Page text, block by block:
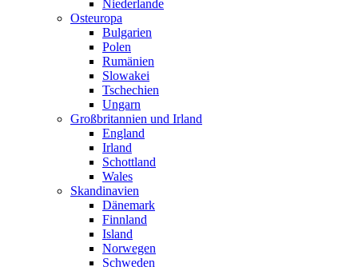
Niederlande
Osteuropa
Bulgarien
Polen
Rumänien
Slowakei
Tschechien
Ungarn
Großbritannien und Irland
England
Irland
Schottland
Wales
Skandinavien
Dänemark
Finnland
Island
Norwegen
Schweden